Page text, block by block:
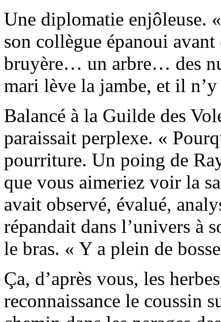
Une diplomatie enjôleuse.
son collègue épanoui
bruyère… un arbre… des
mari lève la jambe, et il
Balancé à la Guilde des
paraissait perplexe. «
pourriture. Un poing de
que vous aimeriez voir la
avait observé, évalué,
répandait dans l’univers à
le bras. « Y a plein de
Ça, d’après vous, les
reconnaissance le coussin